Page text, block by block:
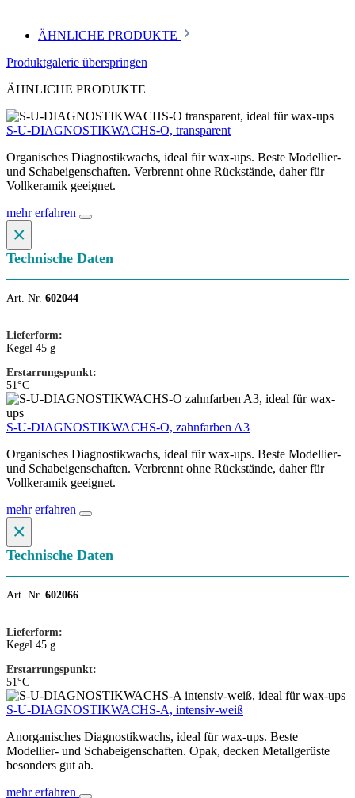
ÄHNLICHE PRODUKTE
Produktgalerie überspringen
ÄHNLICHE PRODUKTE
S-U-DIAGNOSTIKWACHS-O, transparent
Organisches Diagnostikwachs, ideal für wax-ups. Beste Modellier-
und Schabeigenschaften. Verbrennt ohne Rückstände, daher für
Vollkeramik geeignet.
mehr erfahren
×
Technische Daten
Art. Nr. 602044
Lieferform:
Kegel 45 g
Erstarrungspunkt:
51°C
S-U-DIAGNOSTIKWACHS-O, zahnfarben A3
Organisches Diagnostikwachs, ideal für wax-ups. Beste Modellier-
und Schabeigenschaften. Verbrennt ohne Rückstände, daher für
Vollkeramik geeignet.
mehr erfahren
×
Technische Daten
Art. Nr. 602066
Lieferform:
Kegel 45 g
Erstarrungspunkt:
51°C
S-U-DIAGNOSTIKWACHS-A, intensiv-weiß
Anorganisches Diagnostikwachs, ideal für wax-ups. Beste
Modellier- und Schabeigenschaften. Opak, decken Metallgerüste
besonders gut ab.
mehr erfahren